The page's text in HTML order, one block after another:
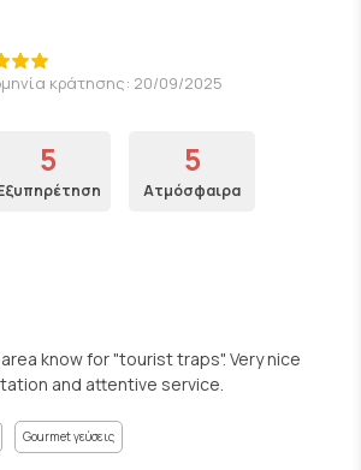
κράτησης: 20/09/2025
5 5
Ατμόσφαιρα
know for "tourist traps". Very nice
and attentive service.
Gourmet γεύσεις